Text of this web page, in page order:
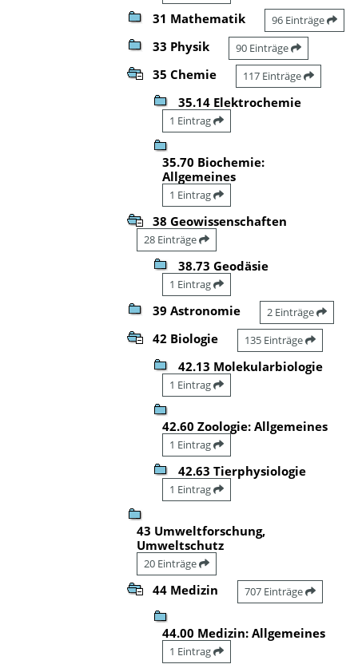
31 Mathematik 96 Einträge
33 Physik 90 Einträge
35 Chemie 117 Einträge
35.14 Elektrochemie
1 Eintrag
35.70 Biochemie:
Allgemeines
1 Eintrag
38 Geowissenschaften
28 Einträge
38.73 Geodäsie
1 Eintrag
39 Astronomie 2 Einträge
42 Biologie 135 Einträge
42.13 Molekularbiologie
1 Eintrag
42.60 Zoologie: Allgemeines
1 Eintrag
42.63 Tierphysiologie
1 Eintrag
43 Umweltforschung,
Umweltschutz
20 Einträge
44 Medizin 707 Einträge
44.00 Medizin: Allgemeines
1 Eintrag